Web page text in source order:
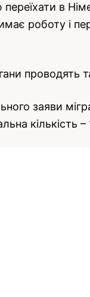
в
роботу і
проводять
заяви
кількість –